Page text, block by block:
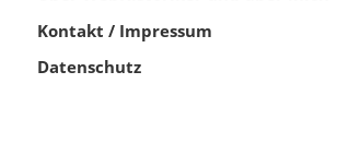
Kontakt / Impressum
Datenschutz